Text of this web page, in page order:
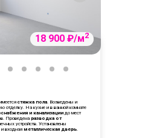
имеется стяжка пола. Возведены и
отделку. На кухне и в ванной комнате
и канализации до мест
Проведена разводка от
устройств. Установлены
и входная металлическая дверь.
18 900 ₽/м2